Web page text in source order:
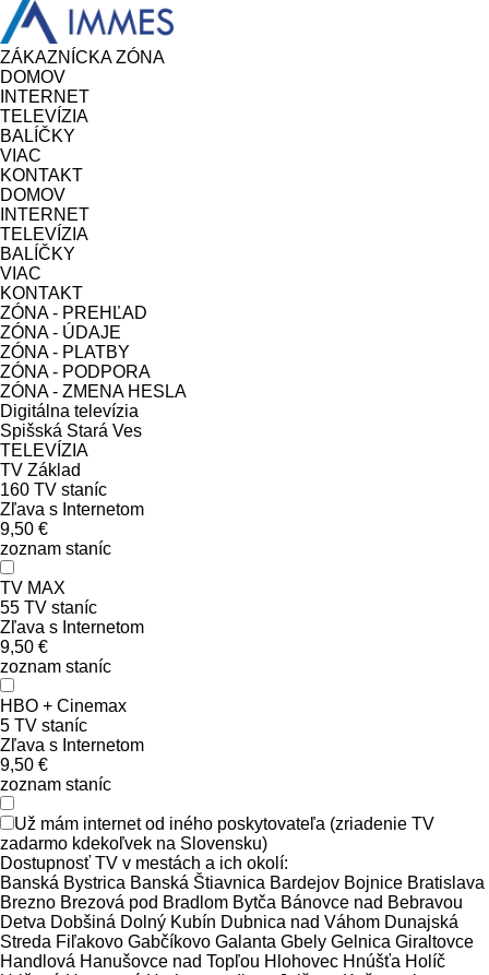
ZÁKAZNÍCKA ZÓNA
DOMOV
INTERNET
TELEVÍZIA
BALÍČKY
VIAC
KONTAKT
DOMOV
INTERNET
TELEVÍZIA
BALÍČKY
VIAC
KONTAKT
ZÓNA - PREHĽAD
ZÓNA - ÚDAJE
ZÓNA - PLATBY
ZÓNA - PODPORA
ZÓNA - ZMENA HESLA
Digitálna televízia
Spišská Stará Ves
TELEVÍZIA
TV Základ
160 TV staníc
Zľava s Internetom
9,50 €
zoznam staníc
TV MAX
55 TV staníc
Zľava s Internetom
9,50 €
zoznam staníc
HBO + Cinemax
5 TV staníc
Zľava s Internetom
9,50 €
zoznam staníc
Už mám internet od iného poskytovateľa (zriadenie TV
zadarmo kdekoľvek na Slovensku)
Dostupnosť TV v mestách a ich okolí:
Banská Bystrica Banská Štiavnica Bardejov Bojnice Bratislava
Brezno Brezová pod Bradlom Bytča Bánovce nad Bebravou
Detva Dobšiná Dolný Kubín Dubnica nad Váhom Dunajská
Streda Fiľakovo Gabčíkovo Galanta Gbely Gelnica Giraltovce
Handlová Hanušovce nad Topľou Hlohovec Hnúšťa Holíč